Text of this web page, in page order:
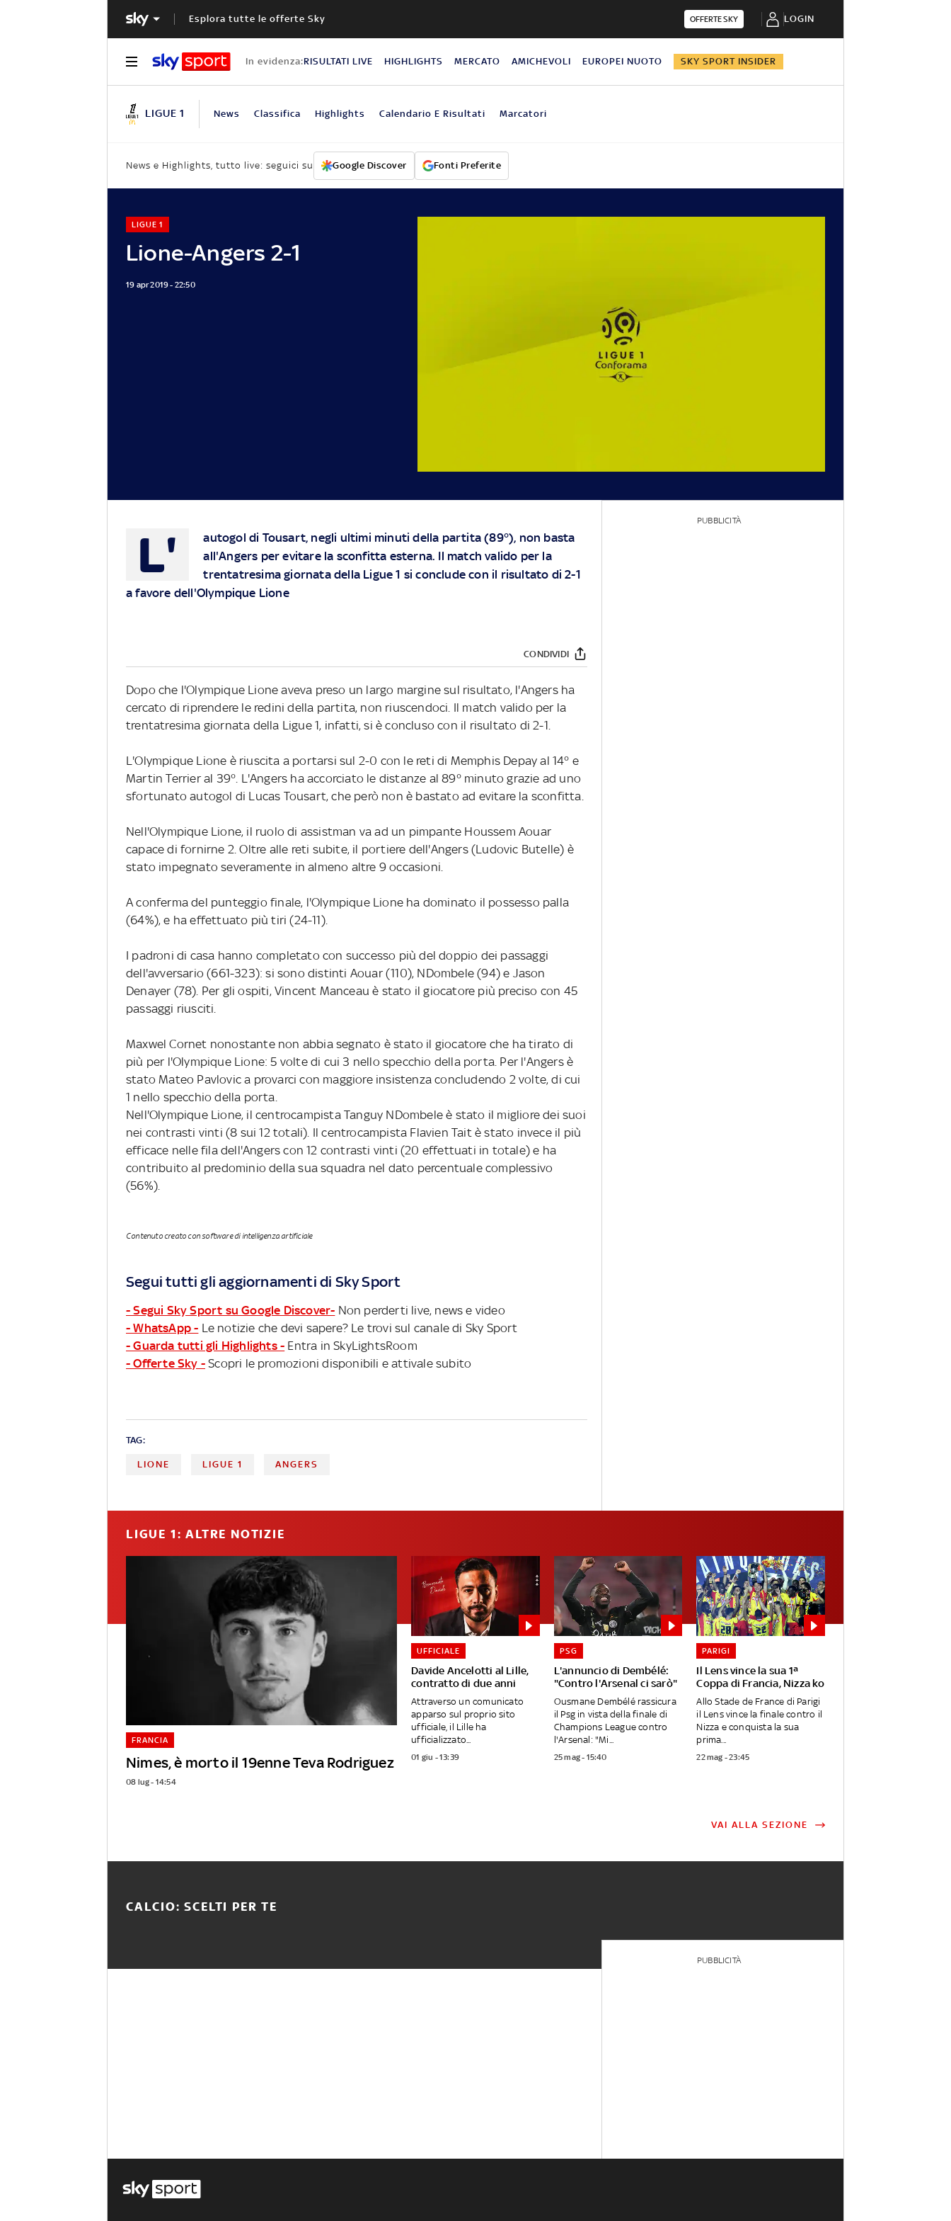
Esplora tutte le offerte Sky OFFERTE SKY LOGIN
In evidenza:RISULTATI LIVE HIGHLIGHTS MERCATO AMICHEVOLI EUROPEI NUOTO SKY SPORT INSIDER
LIGUE 1 News Classifica Highlights Calendario E Risultati Marcatori
News e Highlights, tutto live: seguici su Google Discover Fonti Preferite
Lione-Angers 2-1
LIGUE 1
19 apr 2019 - 22:50
L'
autogol di Tousart, negli ultimi minuti della partita (89°), non basta
all'Angers per evitare la sconfitta esterna. Il match valido per la
trentatresima giornata della Ligue 1 si conclude con il risultato di 2-1
a favore dell'Olympique Lione
CONDIVIDI
Dopo che l'Olympique Lione aveva preso un largo margine sul risultato, l'Angers ha
cercato di riprendere le redini della partita, non riuscendoci. Il match valido per la
trentatresima giornata della Ligue 1, infatti, si è concluso con il risultato di 2-1.
L'Olympique Lione è riuscita a portarsi sul 2-0 con le reti di Memphis Depay al 14° e
Martin Terrier al 39°. L'Angers ha accorciato le distanze al 89° minuto grazie ad uno
sfortunato autogol di Lucas Tousart, che però non è bastato ad evitare la sconfitta.
Nell'Olympique Lione, il ruolo di assistman va ad un pimpante Houssem Aouar
capace di fornirne 2. Oltre alle reti subite, il portiere dell'Angers (Ludovic Butelle) è
stato impegnato severamente in almeno altre 9 occasioni.
A conferma del punteggio finale, l'Olympique Lione ha dominato il possesso palla
(64%), e ha effettuato più tiri (24-11).
I padroni di casa hanno completato con successo più del doppio dei passaggi
dell'avversario (661-323): si sono distinti Aouar (110), NDombele (94) e Jason
Denayer (78). Per gli ospiti, Vincent Manceau è stato il giocatore più preciso con 45
passaggi riusciti.
Maxwel Cornet nonostante non abbia segnato è stato il giocatore che ha tirato di
più per l'Olympique Lione: 5 volte di cui 3 nello specchio della porta. Per l'Angers è
stato Mateo Pavlovic a provarci con maggiore insistenza concludendo 2 volte, di cui
1 nello specchio della porta.
Nell'Olympique Lione, il centrocampista Tanguy NDombele è stato il migliore dei suoi
nei contrasti vinti (8 sui 12 totali). Il centrocampista Flavien Tait è stato invece il più
efficace nelle fila dell'Angers con 12 contrasti vinti (20 effettuati in totale) e ha
contribuito al predominio della sua squadra nel dato percentuale complessivo
(56%).
Contenuto creato con software di intelligenza artificiale
Segui tutti gli aggiornamenti di Sky Sport
- Segui Sky Sport su Google Discover- Non perderti live, news e video
- WhatsApp - Le notizie che devi sapere? Le trovi sul canale di Sky Sport
- Guarda tutti gli Highlights - Entra in SkyLightsRoom
- Offerte Sky - Scopri le promozioni disponibili e attivale subito
TAG:
LIONE LIGUE 1 ANGERS
PUBBLICITÀ
LIGUE 1: ALTRE NOTIZIE
Nimes, è morto il 19enne Teva Rodriguez
FRANCIA
08 lug - 14:54
Davide Ancelotti al Lille,
contratto di due anni
UFFICIALE
Attraverso un comunicato
apparso sul proprio sito
ufficiale, il Lille ha
ufficializzato...
01 giu - 13:39
L'annuncio di Dembélé:
"Contro l'Arsenal ci sarò"
PSG
Ousmane Dembélé rassicura
il Psg in vista della finale di
Champions League contro
l'Arsenal: "Mi...
25 mag - 15:40
Il Lens vince la sua 1ª
Coppa di Francia, Nizza ko
PARIGI
Allo Stade de France di Parigi
il Lens vince la finale contro il
Nizza e conquista la sua
prima...
22 mag - 23:45
VAI ALLA SEZIONE
CALCIO: SCELTI PER TE
PUBBLICITÀ